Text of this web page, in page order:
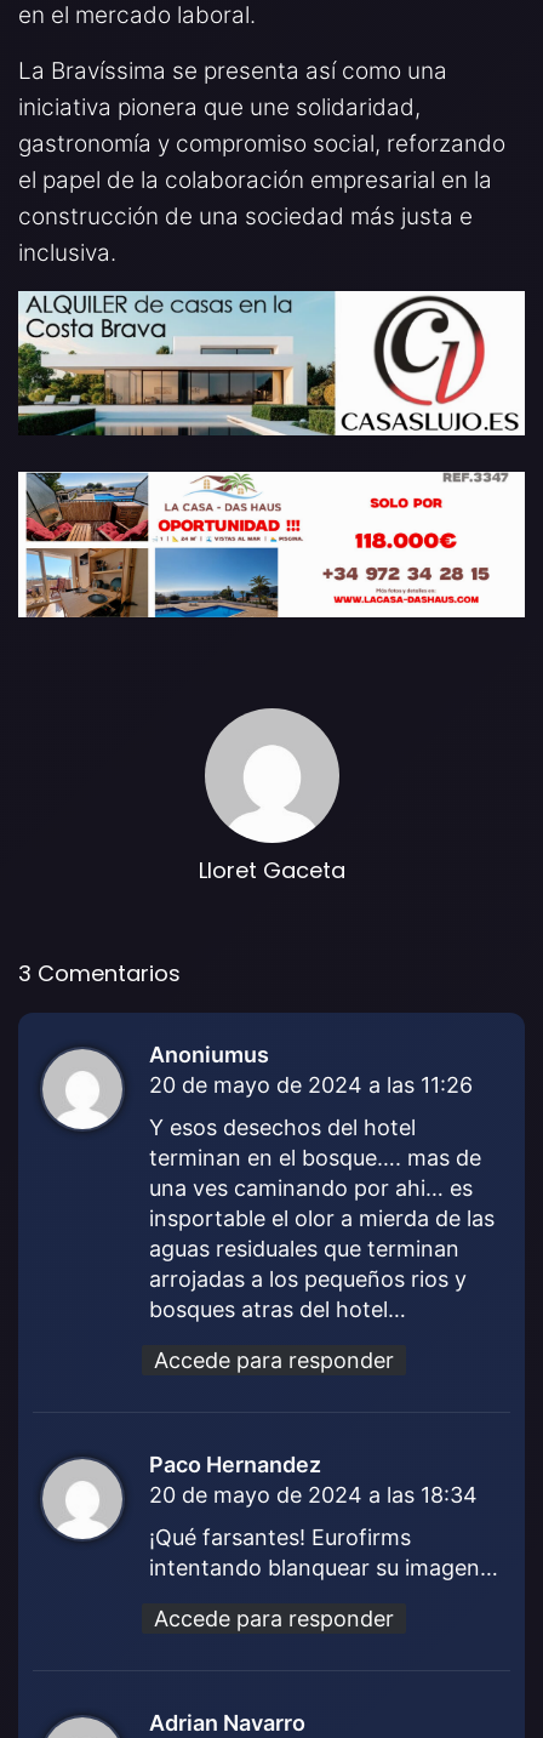
en el mercado laboral.
La Bravíssima se presenta así como una
iniciativa pionera que une solidaridad,
gastronomía y compromiso social, reforzando
el papel de la colaboración empresarial en la
construcción de una sociedad más justa e
inclusiva.
Lloret Gaceta
3 Comentarios
Anoniumus
e
20 de mayo de 2024 a las 11:26
Y esos desechos del hotel
terminan en el bosque…. mas de
una ves caminando por ahi… es
insportable el olor a mierda de las
aguas residuales que terminan
arrojadas a los pequeños rios y
bosques atras del hotel…
Accede para responder
Paco Hernandez
i
c
:
20 de mayo de 2024 a las 18:34
¡Qué farsantes! Eurofirms
intentando blanquear su imagen…
Accede para responder
Adrian Navarro